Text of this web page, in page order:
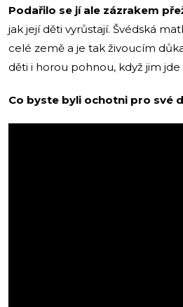
Podařilo se jí ale zázrakem
jak její děti vyrůstají. Švédská
celé země a je tak živoucím
děti i horou pohnou, když jim jde
Co byste byli ochotni pro své